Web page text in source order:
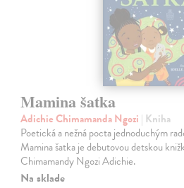
Mamina šatka
Adichie Chimamanda Ngozi | Kniha
Poetická a nežná pocta jednoduchým
Mamina šatka je debutovou detskou
Chimamandy Ngozi Adichie.
Na sklade